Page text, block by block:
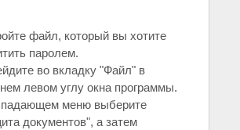
файл, который вы хотите
паролем.
во вкладку "Файл" в
левом углу окна программы.
меню выберите
документов", а затем